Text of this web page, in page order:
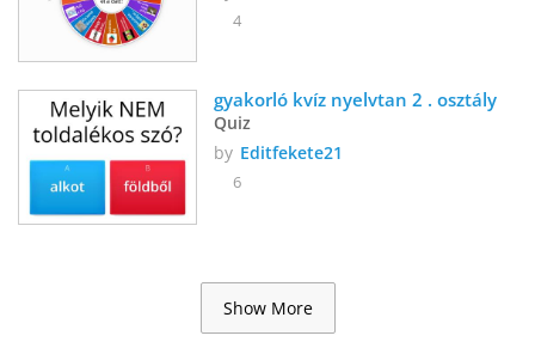
4
gyakorló kvíz nyelvtan 2 . osztály
Quiz
by Editfekete21
6
Show More